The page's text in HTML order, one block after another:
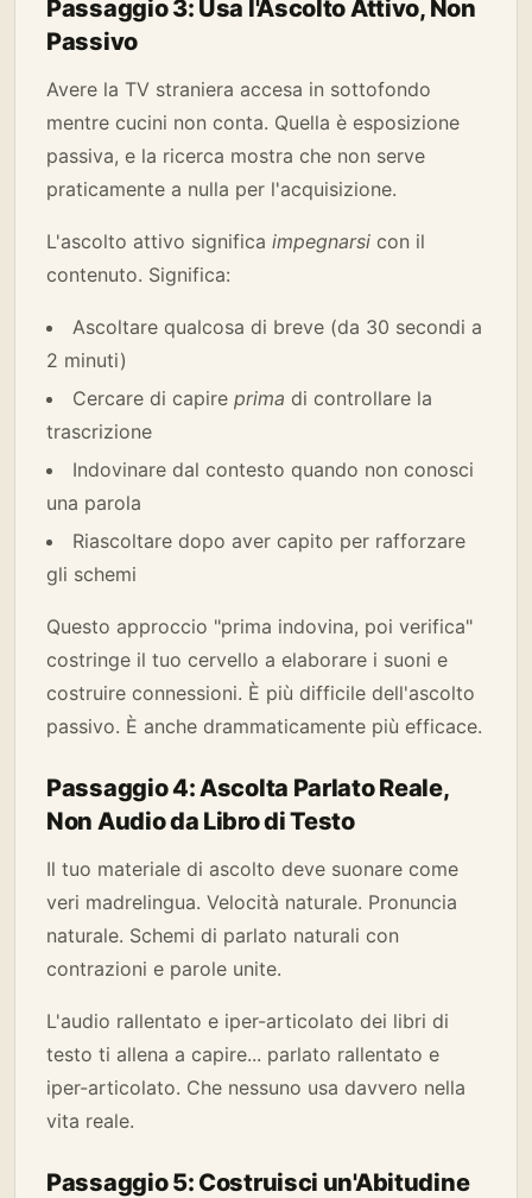
Passaggio 3: Usa l'Ascolto Attivo, Non
Passivo
Avere la TV straniera accesa in sottofondo
mentre cucini non conta. Quella è esposizione
passiva, e la ricerca mostra che non serve
praticamente a nulla per l'acquisizione.
L'ascolto attivo significa impegnarsi con il
contenuto. Significa:
Ascoltare qualcosa di breve (da 30 secondi a
2 minuti)
Cercare di capire prima di controllare la
trascrizione
Indovinare dal contesto quando non conosci
una parola
Riascoltare dopo aver capito per rafforzare
gli schemi
Questo approccio "prima indovina, poi verifica"
costringe il tuo cervello a elaborare i suoni e
costruire connessioni. È più difficile dell'ascolto
passivo. È anche drammaticamente più efficace.
Passaggio 4: Ascolta Parlato Reale,
Non Audio da Libro di Testo
Il tuo materiale di ascolto deve suonare come
veri madrelingua. Velocità naturale. Pronuncia
naturale. Schemi di parlato naturali con
contrazioni e parole unite.
L'audio rallentato e iper-articolato dei libri di
testo ti allena a capire... parlato rallentato e
iper-articolato. Che nessuno usa davvero nella
vita reale.
Passaggio 5: Costruisci un'Abitudine